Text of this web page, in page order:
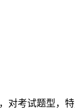
考试题型，